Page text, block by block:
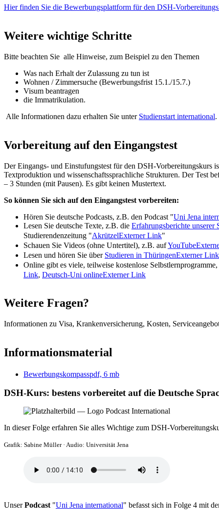
Hier finden Sie die Bewerbungsplattform für den DSH-
Weitere wichtige Schritte
Bitte beachten Sie alle Hinweise, zum Beispiel zu den Themen
Was nach Erhalt der Zulassung zu tun ist
Wohnen / Zimmersuche (Bewerbungsfrist 15.1./15.7.)
Visum beantragen
die Immatrikulation.
Alle Informationen dazu erhalten Sie unter Studienstart international.
Vorbereitung auf den Eingangstest
Der Eingangs- und Einstufungstest für den DSH-Vorbereitungskurs
Textproduktion und wissenschaftssprachliche Strukturen. Der Test
– 3 Stunden (mit Pausen). Es gibt keinen Mustertext.
So können Sie sich auf den Eingangstest vorbereiten:
Hören Sie deutsche Podcasts, z.B. den Podcast "Uni Jena
Lesen Sie deutsche Texte, z.B. die Erfahrungsberichte unserer
Studierendenzeitung "AkrützelExterner Link"
Schauen Sie Videos (ohne Untertitel), z.B. aufYouTube
Lesen und hören Sie über Studieren in ThüringenExterner Link
Online gibt es viele, teilweise kostenlose
Link, Deutsch-Uni onlineExterner Link
Weitere Fragen?
Informationen zu Visa, Krankenversicherung, Kosten,
Informationsmaterial
Bewerbungskompasspdf, 6 mb
DSH-Kurs: bestens vorbereitet auf die Deutsche
In dieser Folge erfahren Sie alles Wichtige zum DSH-
Grafik: Sabine Müller· Audio: Universität Jena
UnserPodcast "Uni Jena international" befasst sich in Folge 4 mit